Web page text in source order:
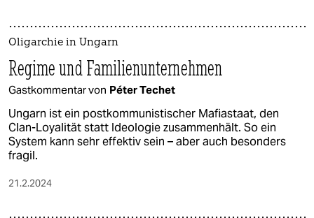
Oligarchie in Ungarn
Regime und Familienunternehmen
Gastkommentar von Péter Techet
Ungarn ist ein postkommunistischer Mafiastaat, den
Clan-Loyalität statt Ideologie zusammenhält. So ein
System kann sehr effektiv sein – aber auch besonders
fragil.
21.2.2024